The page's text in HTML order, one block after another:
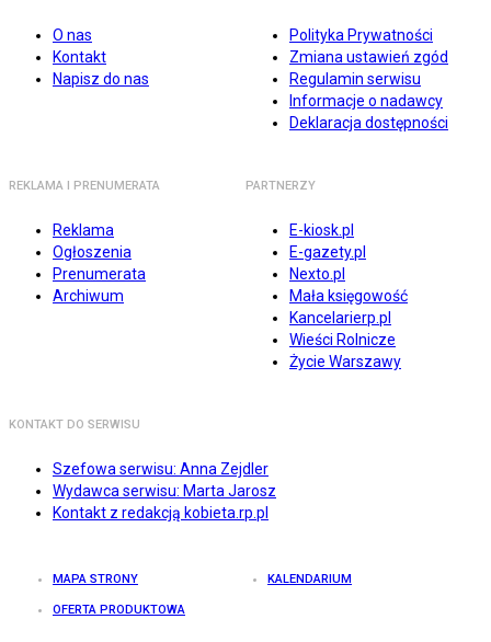
O nas
Kontakt
Napisz do nas
Polityka Prywatności
Zmiana ustawień zgód
Regulamin serwisu
Informacje o nadawcy
Deklaracja dostępności
REKLAMA I PRENUMERATA
Reklama
Ogłoszenia
Prenumerata
Archiwum
PARTNERZY
E-kiosk.pl
E-gazety.pl
Nexto.pl
Mała księgowość
Kancelarierp.pl
Wieści Rolnicze
Życie Warszawy
KONTAKT DO SERWISU
Szefowa serwisu: Anna Zejdler
Wydawca serwisu: Marta Jarosz
Kontakt z redakcją kobieta.rp.pl
MAPA STRONY KALENDARIUM
OFERTA PRODUKTOWA